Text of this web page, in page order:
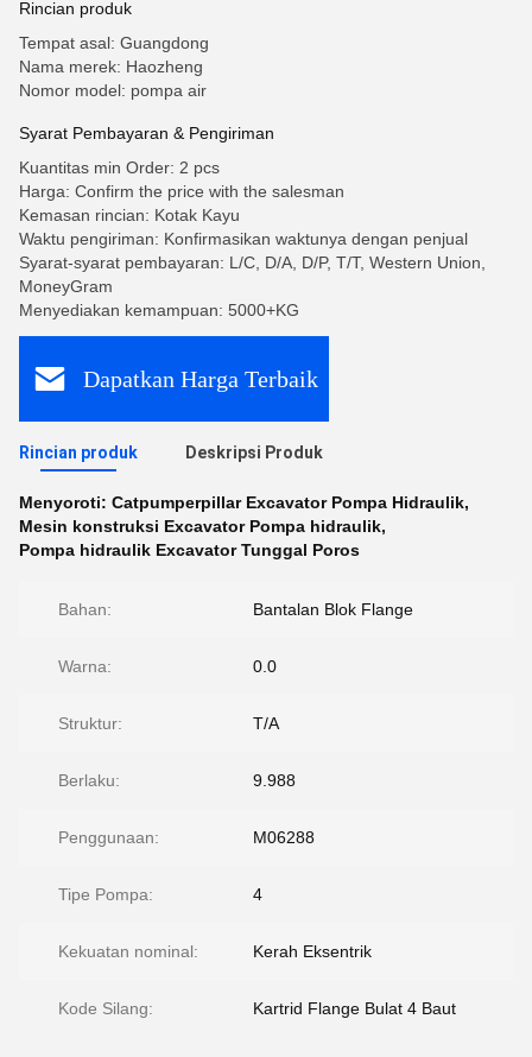
Rincian produk
Tempat asal: Guangdong
Nama merek: Haozheng
Nomor model: pompa air
Syarat Pembayaran & Pengiriman
Kuantitas min Order: 2 pcs
Harga: Confirm the price with the salesman
Kemasan rincian: Kotak Kayu
Waktu pengiriman: Konfirmasikan waktunya dengan penjual
Syarat-syarat pembayaran: L/C, D/A, D/P, T/T, Western Union,
MoneyGram
Menyediakan kemampuan: 5000+KG
Dapatkan Harga Terbaik
Rincian produk Deskripsi Produk
Menyoroti: Catpumperpillar Excavator Pompa Hidraulik,
Mesin konstruksi Excavator Pompa hidraulik,
Pompa hidraulik Excavator Tunggal Poros
Bahan: Bantalan Blok Flange
Warna: 0.0
Struktur: T/A
Berlaku: 9.988
Penggunaan: M06288
Tipe Pompa: 4
Kekuatan nominal: Kerah Eksentrik
Kode Silang: Kartrid Flange Bulat 4 Baut